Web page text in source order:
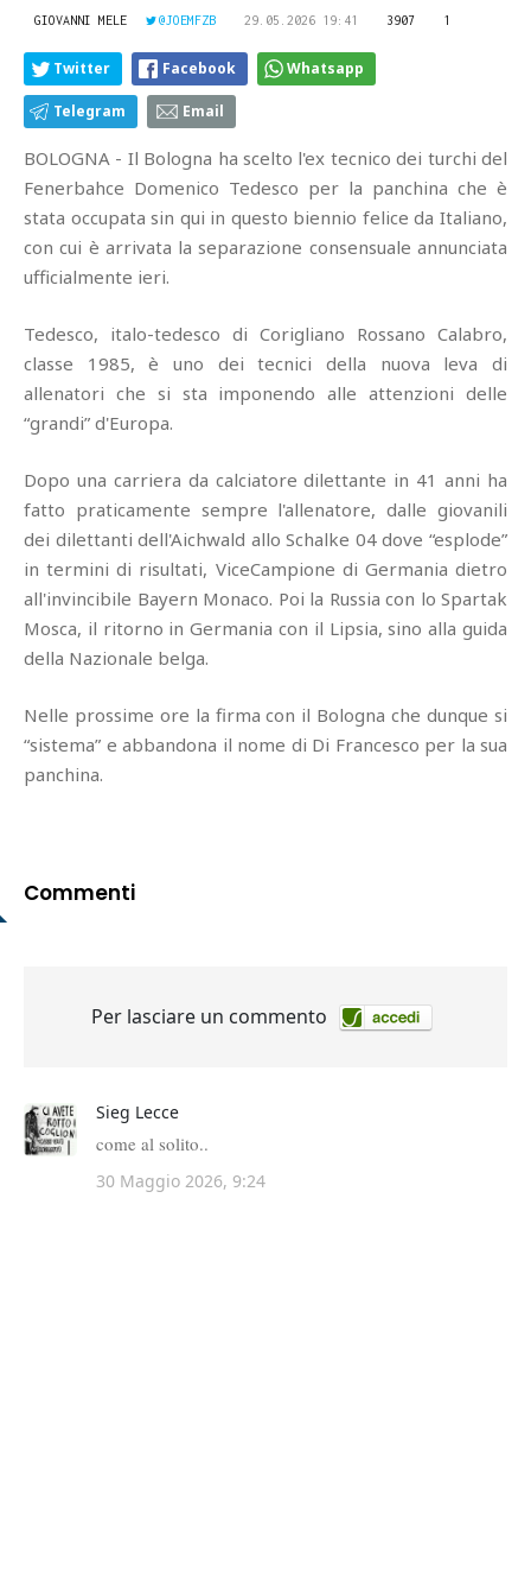
GIOVANNI MELE @JOEMFZB 29.05.2026 19:41 3907 1
Twitter Facebook Whatsapp
Telegram Email
BOLOGNA - Il Bologna ha scelto l'ex tecnico dei turchi del
Fenerbahce Domenico Tedesco per la panchina che è
stata occupata sin qui in questo biennio felice da Italiano,
con cui è arrivata la separazione consensuale annunciata
ufficialmente ieri.
Tedesco, italo-tedesco di Corigliano Rossano Calabro,
classe 1985, è uno dei tecnici della nuova leva di
allenatori che si sta imponendo alle attenzioni delle
“grandi” d'Europa.
Dopo una carriera da calciatore dilettante in 41 anni ha
fatto praticamente sempre l'allenatore, dalle giovanili
dei dilettanti dell'Aichwald allo Schalke 04 dove “esplode”
in termini di risultati, ViceCampione di Germania dietro
all'invincibile Bayern Monaco. Poi la Russia con lo Spartak
Mosca, il ritorno in Germania con il Lipsia, sino alla guida
della Nazionale belga.
Nelle prossime ore la firma con il Bologna che dunque si
“sistema” e abbandona il nome di Di Francesco per la sua
panchina.
Commenti